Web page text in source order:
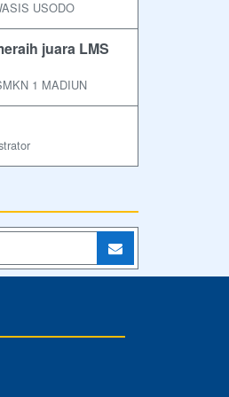
USODO
juara LMS
1 MADIUN